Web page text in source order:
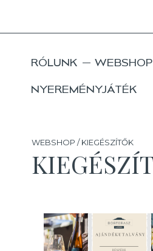
RÓLUNK WEBSHOP
NYEREMÉNYJÁTÉK
WEBSHOP / KIEGÉSZÍTŐK